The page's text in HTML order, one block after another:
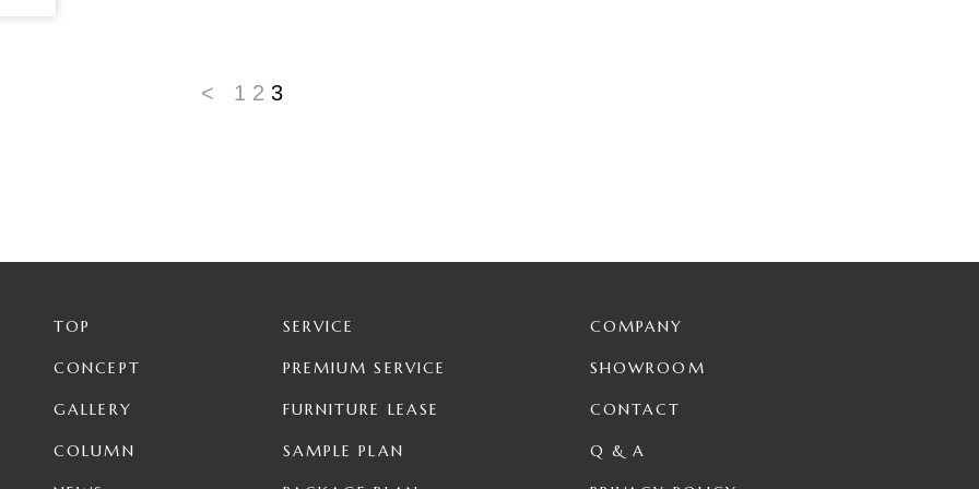
< 1 2 3
TOP
CONCEPT
GALLERY
COLUMN
SERVICE
PREMIUM SERVICE
FURNITURE LEASE
SAMPLE PLAN
COMPANY
SHOWROOM
CONTACT
Q & A